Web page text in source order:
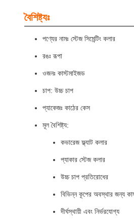
বৈশিষ্ট্যঃ
পণ্যের নামঃ স্টেজ সিমেন্টিং কলার
রঙঃ রূপা
ওজনঃ কাস্টমাইজড
চাপ: উচ্চ চাপ
প্যাকেজঃ কাঠের কেস
মূল বৈশিষ্ট্য:
কভারেজ ফ্ল্যাট কলার
প্যাকার স্টেজ কলার
উচ্চ চাপ প্রতিরোধের
বিভিন্ন কূপের অবস্থার জন্য
দীর্ঘস্থায়ী এবং নির্ভরযোগ্য